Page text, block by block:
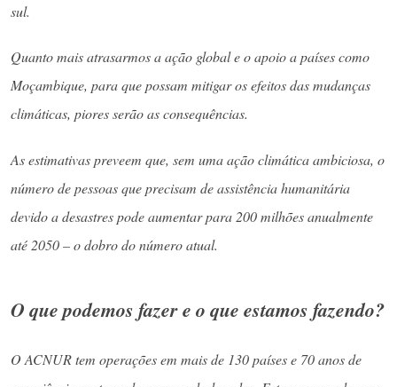
sul.
Quanto mais atrasarmos a ação global e o apoio a países como
Moçambique, para que possam mitigar os efeitos das mudanças
climáticas, piores serão as consequências.
As estimativas preveem que, sem uma ação climática ambiciosa, o
número de pessoas que precisam de assistência humanitária
devido a desastres pode aumentar para 200 milhões anualmente
até 2050 – o dobro do número atual.
O que podemos fazer e o que estamos fazendo?
O ACNUR tem operações em mais de 130 países e 70 anos de